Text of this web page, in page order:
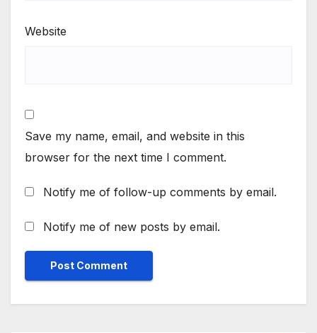
Website
Save my name, email, and website in this
browser for the next time I comment.
Notify me of follow-up comments by email.
Notify me of new posts by email.